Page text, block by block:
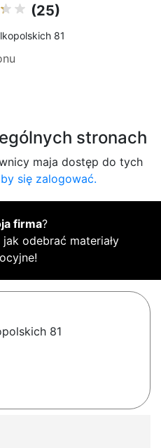
(25)
81
stronach
maja dostęp do tych
się zalogować.
firma?
odebrać materiały
81